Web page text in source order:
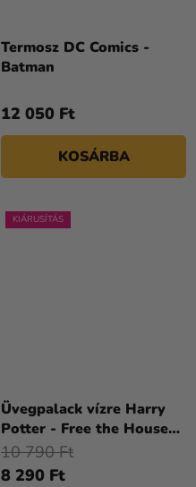
Termosz DC Comics -
Batman
12 050 Ft
KOSÁRBA
KIÁRUSÍTÁS
Üvegpalack vízre Harry
Potter - Free the House
Elves
8 290 Ft
10 790 Ft